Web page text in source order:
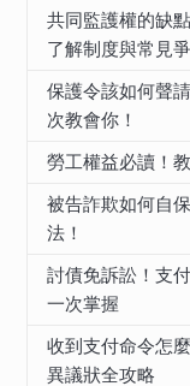
共同監護權的缺
了解制度與常見
保護令該如何聲
次教會你！
勞工權益必讀！
被告詐欺如何自
法！
討債免訴訟！支
一次掌握
收到支付命令怎
異議狀全攻略